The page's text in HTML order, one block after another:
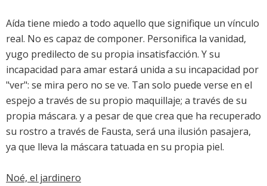
Aída tiene miedo a todo aquello que signifique un vínculo
real. No es capaz de componer. Personifica la vanidad,
yugo predilecto de su propia insatisfacción. Y su
incapacidad para amar estará unida a su incapacidad por
"ver": se mira pero no se ve. Tan solo puede verse en el
espejo a través de su propio maquillaje; a través de su
propia máscara. y a pesar de que crea que ha recuperado
su rostro a través de Fausta, será una ilusión pasajera,
ya que lleva la máscara tatuada en su propia piel.
Noé, el jardinero